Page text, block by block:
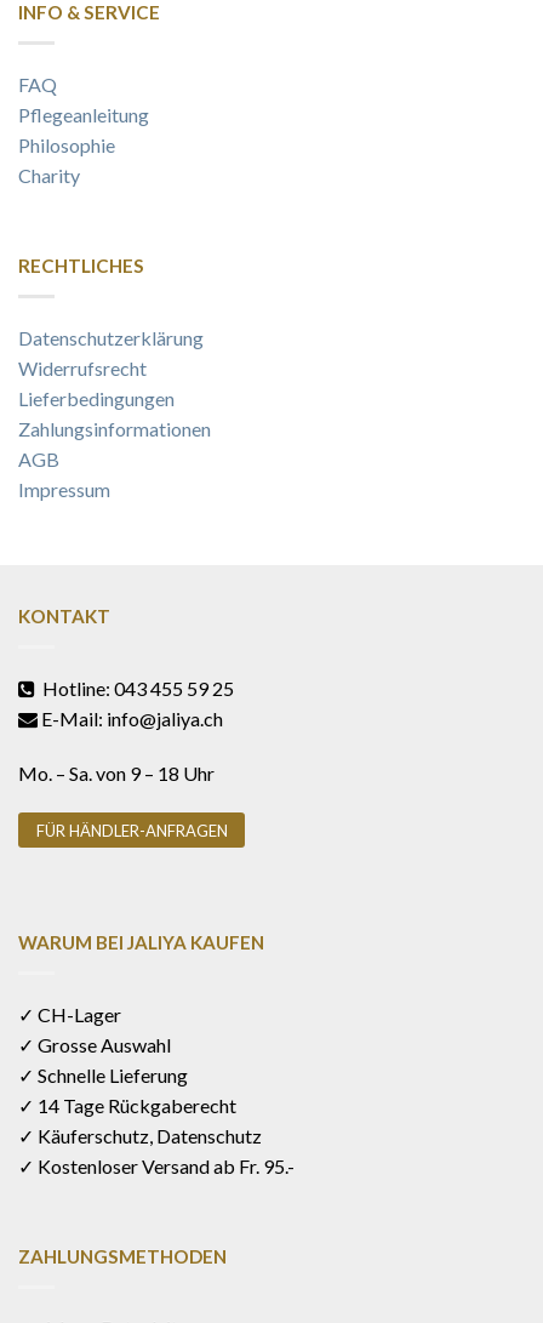
INFO & SERVICE
FAQ
Pflegeanleitung
Philosophie
Charity
RECHTLICHES
Datenschutzerklärung
Widerrufsrecht
Lieferbedingungen
Zahlungsinformationen
AGB
Impressum
KONTAKT
Hotline: 043 455 59 25
E-Mail: info@jaliya.ch
Mo. – Sa. von 9 – 18 Uhr
FÜR HÄNDLER-ANFRAGEN
WARUM BEI JALIYA KAUFEN
✓ CH-Lager
✓ Grosse Auswahl
✓ Schnelle Lieferung
✓ 14 Tage Rückgaberecht
✓ Käuferschutz, Datenschutz
✓ Kostenloser Versand ab Fr. 95.-
ZAHLUNGSMETHODEN